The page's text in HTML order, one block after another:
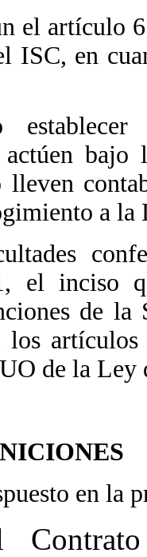
el artículo
ISC, en
actúen
lleven
a
el inciso
de la
los
de la Ley
en la